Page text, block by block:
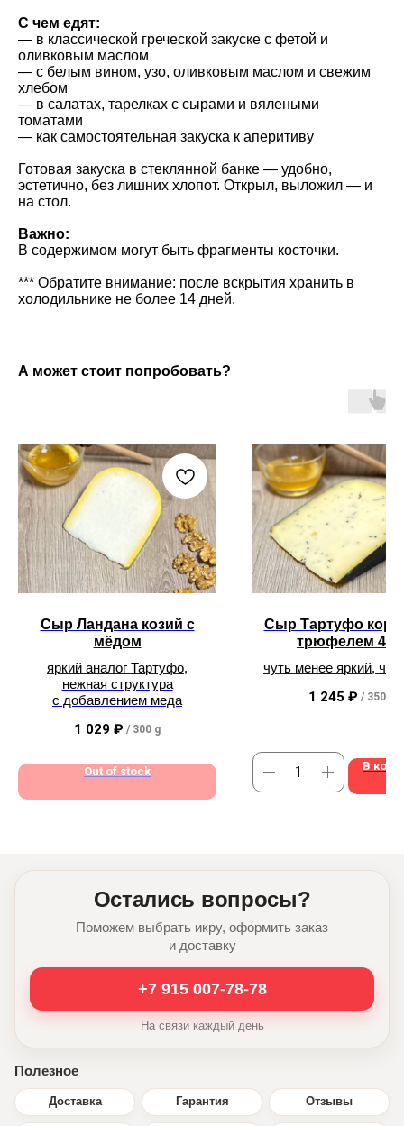
С чем едят:
— в классической греческой закуске с фетой и
оливковым маслом
— с белым вином, узо, оливковым маслом и свежим
хлебом
— в салатах, тарелках с сырами и вялеными
томатами
— как самостоятельная закуска к аперитиву
Готовая закуска в стеклянной банке — удобно,
эстетично, без лишних хлопот. Открыл, выложил — и
на стол.
Важно:
В содержимом могут быть фрагменты косточки.
*** Обратите внимание: после вскрытия хранить в
холодильнике не более 14 дней.
А может стоит попробовать?
Сыр Ландана козий с
мёдом
яркий аналог Тартуфо,
нежная структура
с добавлением меда
1 029 ₽ / 300 g
Out of stock
Сыр Тартуфо
трюфелем
чуть менее яркий, чем
1 245 ₽ / 350 g
В
Остались вопросы?
Поможем выбрать икру, оформить заказ
и доставку
+7 915 007-78-78
На связи каждый день
Полезное
Доставка Гарантия Отзывы